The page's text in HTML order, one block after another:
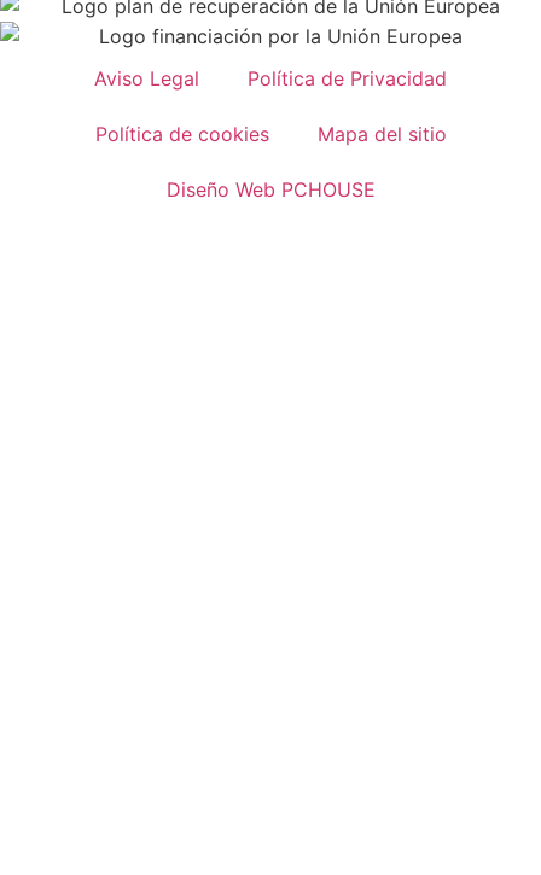
Aviso Legal Política de Privacidad
Política de cookies Mapa del sitio
Diseño Web PCHOUSE